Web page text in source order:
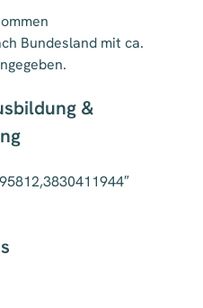
Bundesland mit ca.
&